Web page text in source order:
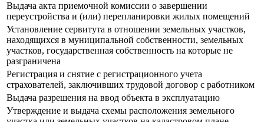
Выдача акта приемочной комиссии о завершении
переустройства и (или) перепланировки жилых помещений
Установление сервитута в отношении земельных участков,
находящихся в муниципальной собственности, земельных
участков, государственная собственность на которые не
разграничена
Регистрация и снятие с регистрационного учета
страхователей, заключивших трудовой договор с работником
Выдача разрешения на ввод объекта в эксплуатацию
Утверждение и выдача схемы расположения земельного